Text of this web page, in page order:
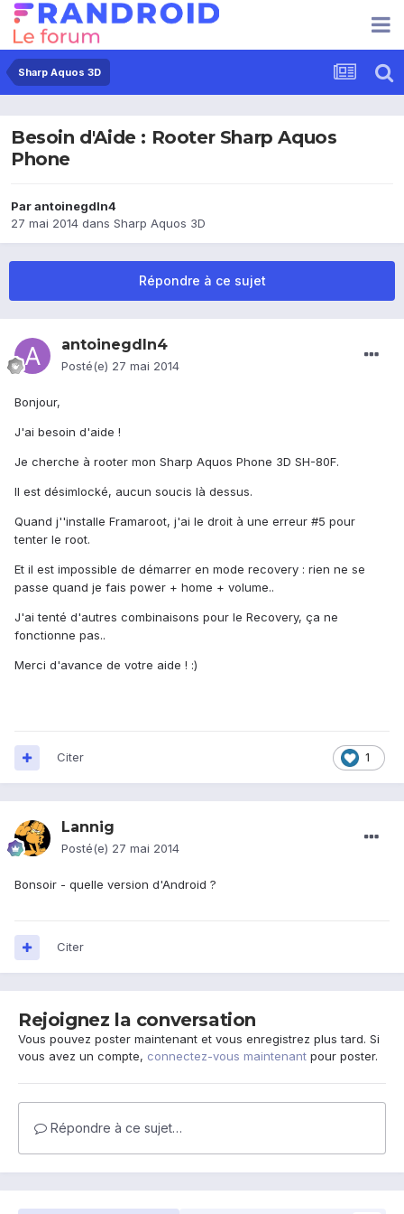
Sharp Aquos 3D
Besoin d'Aide : Rooter Sharp Aquos
Phone
Parantoinegdln4
27 mai 2014 dans Sharp Aquos 3D
Répondre à ce sujet
antoinegdln4
Posté(e) 27 mai 2014
Bonjour,
J'ai besoin d'aide !
Je cherche à rooter mon Sharp Aquos Phone 3D SH-80F.
Il est désimlocké, aucun soucis là dessus.
Quand j''installe Framaroot, j'ai le droit à une erreur #5 pour
tenter le root.
Et il est impossible de démarrer en mode recovery : rien ne se
passe quand je fais power + home + volume..
J'ai tenté d'autres combinaisons pour le Recovery, ça ne
fonctionne pas..
Merci d'avance de votre aide ! :)
1
Citer
Lannig
Posté(e) 27 mai 2014
Bonsoir - quelle version d'Android ?
Citer
Rejoignez la conversation
Vous pouvez poster maintenant et vous enregistrez plus tard. Si
vous avez un compte, connectez-vous maintenant pour poster.
Répondre à ce sujet…